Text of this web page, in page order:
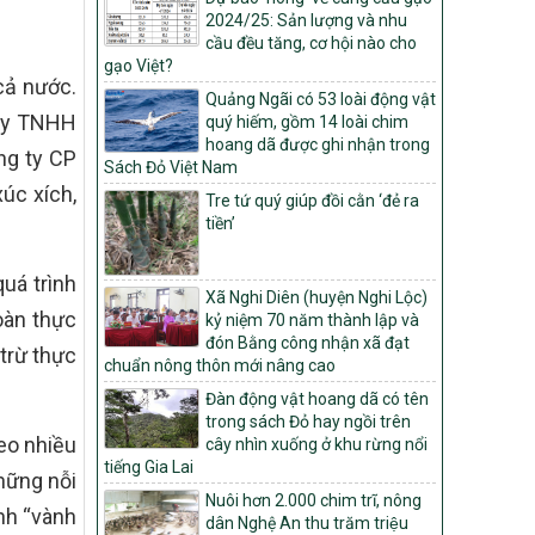
nước.
TNHH
ty CP
xích,
trình
thực
thực
nhiều
nỗi
“vành
Quyết định số: 26/2026/QĐ-TTg
Quyết định ban hành Bộ tiêu chí và quy
trình đánh giá, phân hạng sản phẩm Mỗi
xã một sản phẩm
số: 19/2026/QĐ-TTg
Quy định điều kiện, trình tự, thủ tục, hồ sơ
xét, công nhận, công bố và thu hồi quyết
định công nhận xã đạt chuẩn nông thôn
mới, xã đạt nông thôn mới hiện đại và
tỉnh, thành phố hoàn thành nhiệm vụ xây
dựng nông thôn mới giai đoạn 2026 –
2030
Quyết định số 16/2026/QĐ-TTg
Quy định nguyên tắc, tiêu chí, định mức
phân bổ ngân sách trung ương và tỉ lệ
vốn đối ứng ngân sách của địa phương
thực hiện Chương trình mục tiêu quốc gia
xây dựng nông thôn mới, giảm nghèo
bền vững và phát triển kinh tế – xã hội
vùng đồng bào dân tộc thiểu số và miền
núi giai đoạn 2026 – 2030
2024/25: Sản lượng và nhu
cầu đều tăng, cơ hội nào cho
gạo Việt?
Quảng Ngãi có 53 loài động vật
quý hiếm, gồm 14 loài chim
hoang dã được ghi nhận trong
Sách Đỏ Việt Nam
Tre tứ quý giúp đồi cằn ‘đẻ ra
tiền’
Xã Nghi Diên (huyện Nghi Lộc)
kỷ niệm 70 năm thành lập và
đón Bằng công nhận xã đạt
chuẩn nông thôn mới nâng cao
Đàn động vật hoang dã có tên
trong sách Đỏ hay ngồi trên
cây nhìn xuống ở khu rừng nổi
tiếng Gia Lai
Nuôi hơn 2.000 chim trĩ, nông
dân Nghệ An thu trăm triệu